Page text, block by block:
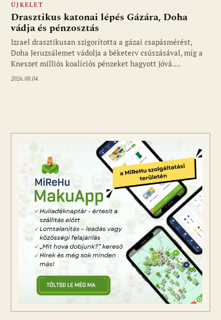
ÚJKELET
Drasztikus katonai lépés Gázára, Doha
vádja és pénzosztás
Izrael drasztikusan szigorította a gázai csapásmérést,
Doha Jeruzsálemet vádolja a béketerv csúszásával, míg a
Kneszet milliós koalíciós pénzeket hagyott jóvá.…
2026.08.04.